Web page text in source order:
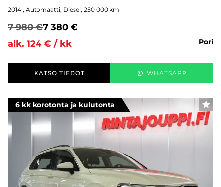
2014 , Automaatti, Diesel, 250 000 km
7 980 €7 380 €
alk. 124 € / kk
pori
KATSO TIEDOT WHATSAPP
6 kk korotonta ja kulutonta